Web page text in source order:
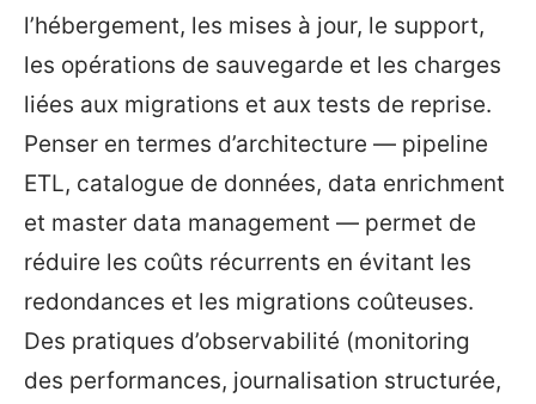
l’hébergement, les mises à jour, le support,
les opérations de sauvegarde et les charges
liées aux migrations et aux tests de reprise.
Penser en termes d’architecture — pipeline
ETL, catalogue de données, data enrichment
et master data management — permet de
réduire les coûts récurrents en évitant les
redondances et les migrations coûteuses.
Des pratiques d’observabilité (monitoring
des performances, journalisation structurée,